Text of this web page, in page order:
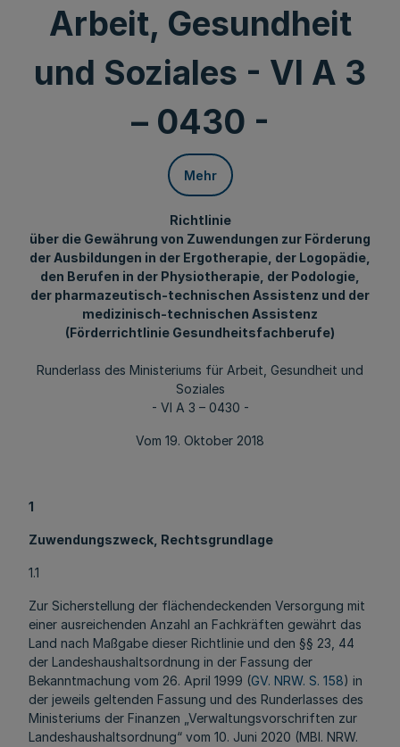
Arbeit, Gesundheit
und Soziales - VI A 3
– 0430 -
Mehr
Richtlinie
über die Gewährung von Zuwendungen zur Förderung
der Ausbildungen in der Ergotherapie, der Logopädie,
den Berufen in der Physiotherapie, der Podologie,
der pharmazeutisch-technischen Assistenz und der
medizinisch-technischen Assistenz
(Förderrichtlinie Gesundheitsfachberufe)
Runderlass des Ministeriums für Arbeit, Gesundheit und
Soziales
- VI A 3 – 0430 -
Vom 19. Oktober 2018
1
Zuwendungszweck, Rechtsgrundlage
1.1
Zur Sicherstellung der flächendeckenden Versorgung mit
einer ausreichenden Anzahl an Fachkräften gewährt das
Land nach Maßgabe dieser Richtlinie und den §§ 23, 44
der Landeshaushaltsordnung in der Fassung der
Bekanntmachung vom 26. April 1999 (GV. NRW. S. 158) in
der jeweils geltenden Fassung und des Runderlasses des
Ministeriums der Finanzen „Verwaltungsvorschriften zur
Landeshaushaltsordnung“ vom 10. Juni 2020 (MBl. NRW.